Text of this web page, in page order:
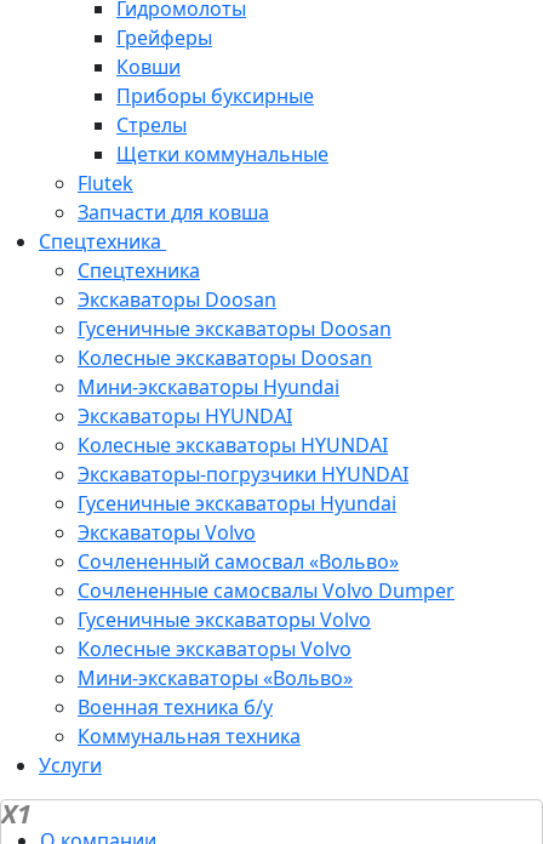
Гидромолоты
Грейферы
Ковши
Приборы буксирные
Стрелы
Щетки коммунальные
Flutek
Запчасти для ковша
Спецтехника
Спецтехника
Экскаваторы Doosan
Гусеничные экскаваторы Doosan
Колесные экскаваторы Doosan
Мини-экскаваторы Hyundai
Экскаваторы HYUNDAI
Колесные экскаваторы HYUNDAI
Экскаваторы-погрузчики HYUNDAI
Гусеничные экскаваторы Hyundai
Экскаваторы Volvo
Сочлененный самосвал «Вольво»
Сочлененные самосвалы Volvo Dumper
Гусеничные экскаваторы Volvo
Колесные экскаваторы Volvo
Мини-экскаваторы «Вольво»
Военная техника б/у
Коммунальная техника
Услуги
X1